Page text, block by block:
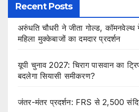
Recent Posts
अरुंधति चौधरी ने जीता गोल्ड, कॉमनवेल्थ
महिला मुक्केबाजों का दमदार प्रदर्शन
यूपी चुनाव 2027: चिराग पासवान का
बदलेगा सियासी समीकरण?
जंतर-मंतर प्रदर्शन: FRS से 2,500